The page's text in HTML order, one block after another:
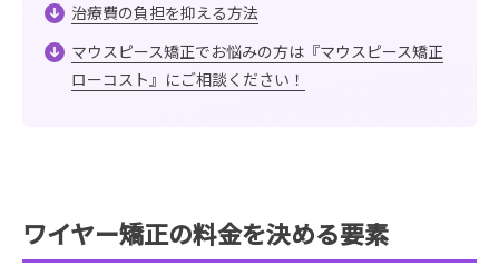
治療費の負担を抑える方法
マウスピース矯正でお悩みの方は『マウスピース矯正
ローコスト』にご相談ください！
ワイヤー矯正の料金を決める要素